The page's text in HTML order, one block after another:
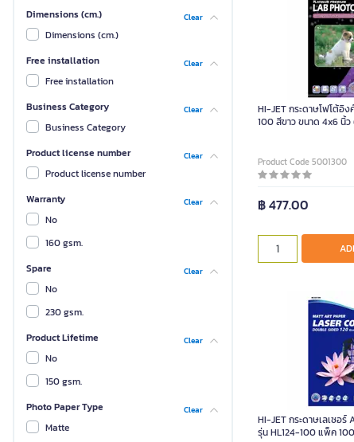
Dimensions (cm.)
Clear
Dimensions (cm.)
Free installation
Clear
Free installation
Business Category
Clear
Business Category
Product license number
Clear
Product license number
Warranty
Clear
No
160 gsm.
Spare
Clear
No
230 gsm.
Product Lifetime
Clear
No
150 gsm.
Photo Paper Type
Clear
Matte
HI-JET กระดาษโฟโต้อิง
100 สีขาว ขนาด 4x6 นิ้
Product Code 5001300
฿ 477.00
HI-JET กระดาษเลเซอร์
รุ่น HL124-100 แพ็ค